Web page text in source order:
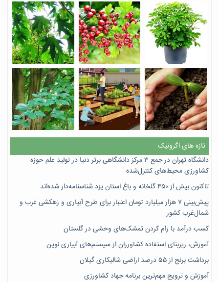
تازه های اگرونیک
دانشگاه تهران در جمع ۳ مرکز دانشگاهی برتر دنیا در تولید علم حوزه
کشاورزی محیط‌های کنترل‌شده
تاکنون بیش از ۴۵۰ گلخانه و باغ استان یزد شناسنامه‌دار شده‌اند
پیش‌بینی ۷‌ هزار میلیارد تومان اعتبار برای طرح آبیاری و زهکشی غرب و
شمال‌غرب کشور
کسب درآمد با رام کردن تمشک‌های وحشی در گلستان
آموزش، زیربنای استفاده کشاورزان از سیستم‌های آبیاری نوین
برداشت برنج از ۵۵ درصد اراضی شالیکاری گیلان
آموزش و ترویج مهم‌ترین برنامه جهاد کشاورزی